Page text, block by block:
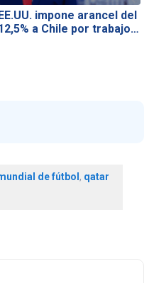
impone arancel del
a Chile por trabajo…
de fútbol, qatar